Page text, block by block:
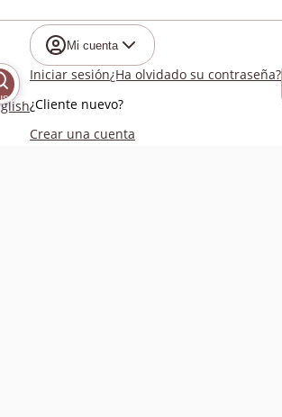
Mi cuenta
Iniciar sesión¿Ha olvidado su contraseña?
¿Cliente nuevo?
Crear una cuenta